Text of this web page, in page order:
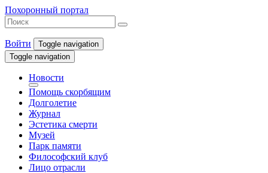
Похоронный портал
Войти
Toggle navigation
Toggle navigation
Новости
Помощь скорбящим
Долголетие
Журнал
Эстетика смерти
Музей
Парк памяти
Философский клуб
Лицо отрасли